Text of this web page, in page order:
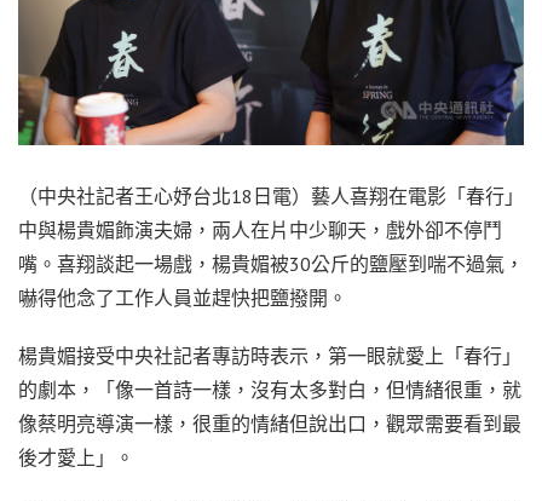
（中央社記者王心妤台北18日電）藝人喜翔在電影「春行」
中與楊貴媚飾演夫婦，兩人在片中少聊天，戲外卻不停鬥
嘴。喜翔談起一場戲，楊貴媚被30公斤的鹽壓到喘不過氣，
嚇得他念了工作人員並趕快把鹽撥開。
楊貴媚接受中央社記者專訪時表示，第一眼就愛上「春行」
的劇本，「像一首詩一樣，沒有太多對白，但情緒很重，就
像蔡明亮導演一樣，很重的情緒但說出口，觀眾需要看到最
後才愛上」。